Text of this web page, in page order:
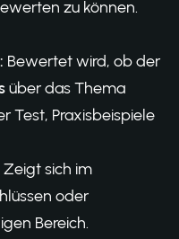
zu können.
Bewertet wird, ob der
über das Thema
Test, Praxisbeispiele
Zeigt sich im
oder
Bereich.